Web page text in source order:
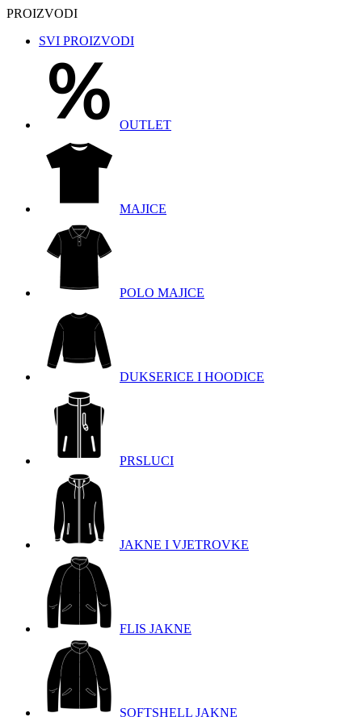
PROIZVODI
SVI PROIZVODI
OUTLET
MAJICE
POLO MAJICE
DUKSERICE I HOODICE
PRSLUCI
JAKNE I VJETROVKE
FLIS JAKNE
SOFTSHELL JAKNE